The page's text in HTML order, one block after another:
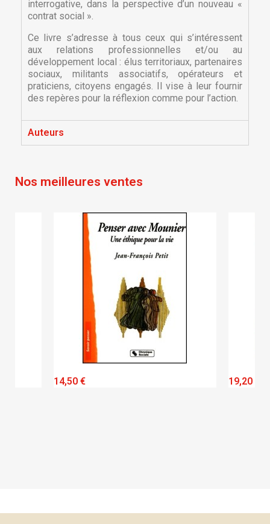
Ajouter à ma liste d'envies
add_circle_outline Créer une nouvelle liste
Nom de la liste d'envies
Annuler Créer une liste d'envies
Vous devez être connecté pour ajouter des produits
Annuler Connexion
interrogative, dans la perspective d’un nouveau «
contrat social ».
Ce livre s’adresse à tous ceux qui s’intéressent
aux relations professionnelles et/ou au
développement local : élus territoriaux, partenaires
sociaux, militants associatifs, opérateurs et
praticiens, citoyens engagés. Il vise à leur fournir
des repères pour la réflexion comme pour l’action.
Auteurs
Nos meilleures ventes
14,50 € 19,20 €